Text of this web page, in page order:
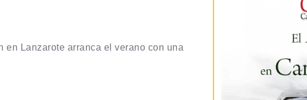
en Lanzarote arranca el verano con una